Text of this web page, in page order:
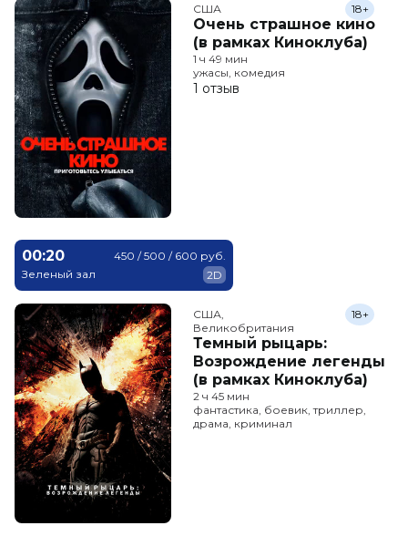
США
Очень страшное кино
(в рамках Киноклуба)
18+
1 ч 49 мин
ужасы, комедия
1 отзыв
00:20
Зеленый зал
450 / 500 / 600 руб.
2D
США,
Великобритания
Темный рыцарь:
Возрождение легенды
(в рамках Киноклуба)
18+
2 ч 45 мин
фантастика, боевик, триллер,
драма, криминал